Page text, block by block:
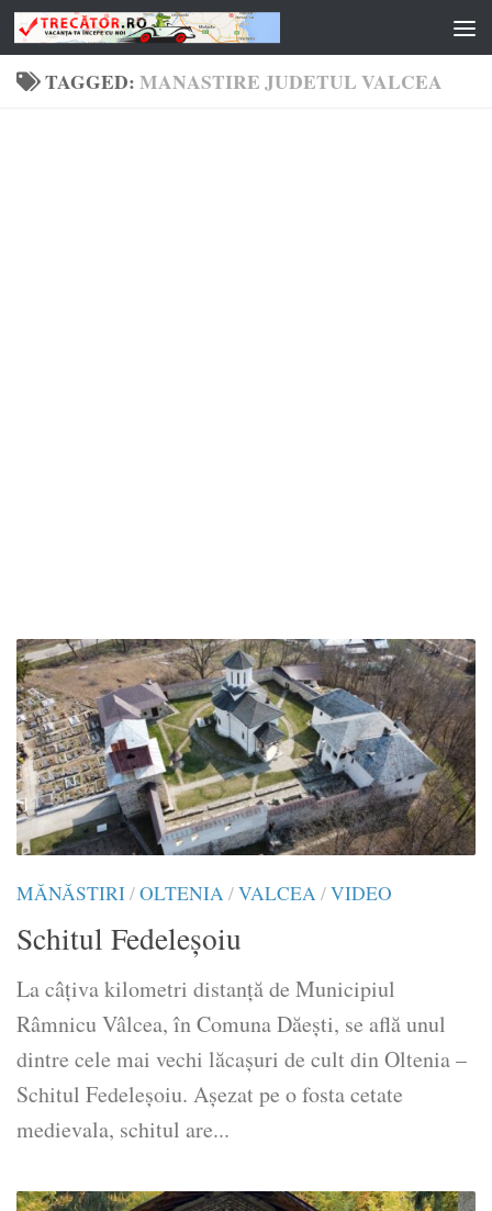
Skip to content
TAGGED:MANASTIRE JUDETUL VALCEA
MĂNĂSTIRI/OLTENIA/VALCEA/VIDEO
Schitul Fedeleşoiu
La câţiva kilometri distanţă de Municipiul
Râmnicu Vâlcea, în Comuna Dăeşti, se află unul
dintre cele mai vechi lăcaşuri de cult din Oltenia –
Schitul Fedeleşoiu. Așezat pe o fosta cetate
medievala, schitul are...